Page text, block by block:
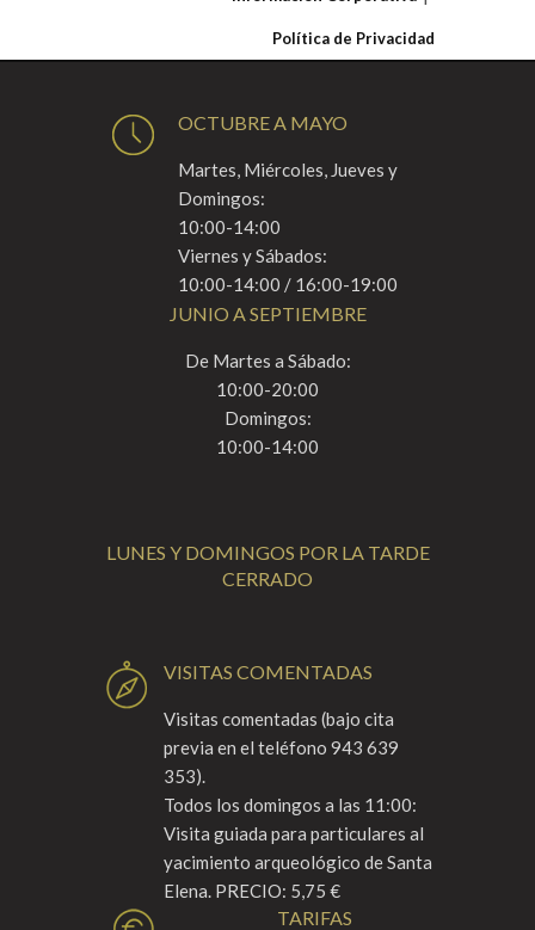
Política de Privacidad
OCTUBRE A MAYO
Martes, Miércoles, Jueves y
Domingos:
10:00-14:00
Viernes y Sábados:
10:00-14:00 / 16:00-19:00
JUNIO A SEPTIEMBRE
De Martes a Sábado:
10:00-20:00
Domingos:
10:00-14:00
LUNES Y DOMINGOS POR LA TARDE
CERRADO
VISITAS COMENTADAS
Visitas comentadas (bajo cita
previa en el teléfono 943 639
353).
Todos los domingos a las 11:00:
Visita guiada para particulares al
yacimiento arqueológico de Santa
Elena. PRECIO: 5,75 €
TARIFAS